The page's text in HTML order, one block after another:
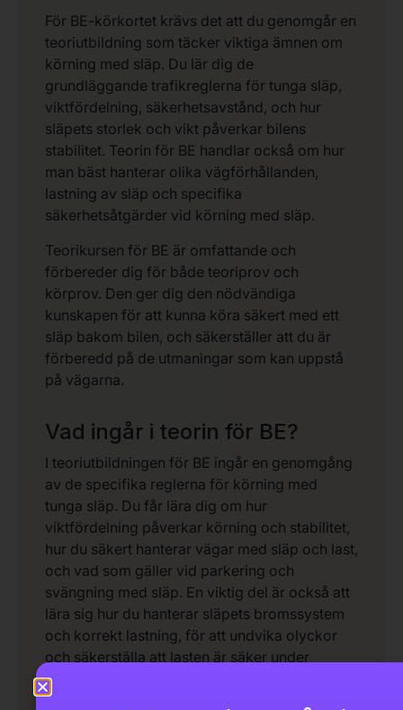
För BE-körkortet krävs det att du genomgår en
teoriutbildning som täcker viktiga ämnen om
körning med släp. Du lär dig de
grundläggande trafikreglerna för tunga släp,
viktfördelning, säkerhetsavstånd, och hur
släpets storlek och vikt påverkar bilens
stabilitet. Teorin för BE handlar också om hur
man bäst hanterar olika vägförhållanden,
lastning av släp och specifika
säkerhetsåtgärder vid körning med släp.
Teorikursen för BE är omfattande och
förbereder dig för både teoriprov och
körprov. Den ger dig den nödvändiga
kunskapen för att kunna köra säkert med ett
släp bakom bilen, och säkerställer att du är
förberedd på de utmaningar som kan uppstå
på vägarna.
Vad ingår i teorin för BE?
I teoriutbildningen för BE ingår en genomgång
av de specifika reglerna för körning med
tunga släp. Du får lära dig om hur
viktfördelning påverkar körning och stabilitet,
hur du säkert hanterar vägar med släp och last,
och vad som gäller vid parkering och
svängning med släp. En viktig del är också att
lära sig hur du hanterar släpets bromssystem
och korrekt lastning, för att undvika olyckor
och säkerställa att lasten är säker under
körning.